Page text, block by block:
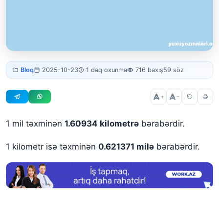
Miles to
Km
Bloq 2025-10-23 1 dəq oxunma 716 baxış59 söz
+ –
1 mil təxminən 1.60934 kilometrə bərabərdir.
1 kilometr isə təxminən 0.621371 milə bərabərdir.